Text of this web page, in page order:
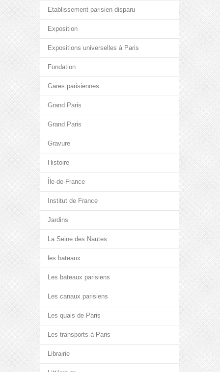
Etablissement parisien disparu
Exposition
Expositions universelles à Paris
Fondation
Gares parisiennes
Grand Paris
Grand Paris
Gravure
Histoire
Île-de-France
Institut de France
Jardins
La Seine des Nautes
les bateaux
Les bateaux parisiens
Les canaux parisiens
Les quais de Paris
Les transports à Paris
Librairie